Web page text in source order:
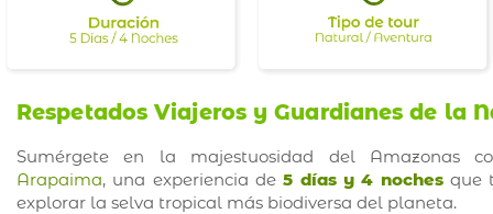
Respetados Viajeros y Guardianes de la
Sumérgete en la majestuosidad del Amazonas
Arapaima, una experiencia de5 días y 4 nochesque
explorar la selva tropical más biodiversa del planeta.